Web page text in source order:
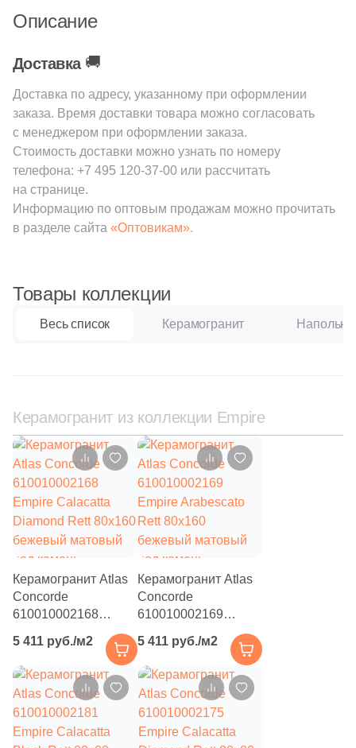
ROSE MOSAIC (
Rex Ceramiche (
Roca (1)
Rondine (1)
STAR MOSAIC (137)
Safran (
Saloni (1)
Stynul (1)
TGT Ceramics (2
Undefasa (4)
VIDREPUR (354 )
VIVERE (14)
Vallelunga ( 3)
Varmora (9)
Velsaa (41)
Villeroy&Boch (
Vitra ( 82)
Zodiac Ceramica (5)
Керамогранит из Китая (3)
Нефрит Керамика (
Описание
Доставка 🚚
Доставка по адресу, указанному при оформлении
заказа. Время доставки товара можно согласовать
с менеджером при оформлении заказа.
Стоимость доставки можно узнать по номеру
телефона: +7 495 120-37-00 или рассчитать
на странице.
Информацию по оптовым продажам можно прочитать
в разделе сайта «Оптовикам».
Товары коллекции
Весь список Керамогранит
Керамогранит из коллекции Empire
Керамогранит Atlas
Concorde
610010002168
Diamond Rett 80x160
бежевый матовый
под камень
5 411 руб./м2
Керамогранит Atlas
Concorde
610010002169
Empire Arabescato
Rett 80x160
бежевый матовый
под камень
5 411 руб./м2